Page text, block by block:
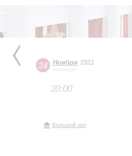
24 Ноября 1921
четверг
20:00
Большой зал